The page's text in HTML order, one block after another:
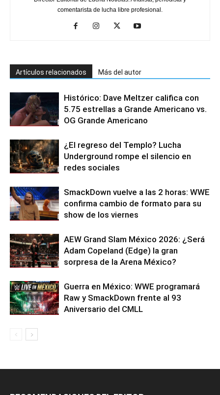
comentarista de lucha libre profesional.
Artículos relacionados Más del autor
Histórico: Dave Meltzer califica con
5.75 estrellas a Grande Americano vs.
OG Grande Americano
¿El regreso del Templo? Lucha
Underground rompe el silencio en
redes sociales
SmackDown vuelve a las 2 horas: WWE
confirma cambio de formato para su
show de los viernes
AEW Grand Slam México 2026: ¿Será
Adam Copeland (Edge) la gran
sorpresa de la Arena México?
Guerra en México: WWE programará
Raw y SmackDown frente al 93
Aniversario del CMLL